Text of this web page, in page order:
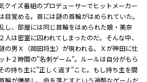
クイズ番組のプロデューサーでヒットメーカー
目覚める。首には謎の首輪がはめられていた。
し、部屋には同じ首輪をはめられた娘・美奈
人は密室に囚われてしまったのだ。そんな中、
の男Ｘ（岡田将生）が現われる。Ｘが神田に仕
ト２時間の"名刺ゲーム"。ルールは自分がもら
の持ち主に"正しく返す"こと。もし持ち主を間